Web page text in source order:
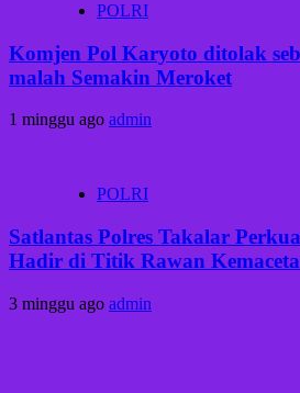
POLRI
Komjen Pol Karyoto ditolak
malah Semakin Meroket
1 minggu ago admin
POLRI
Satlantas Polres Takalar
Hadir di Titik Rawan
3 minggu ago admin